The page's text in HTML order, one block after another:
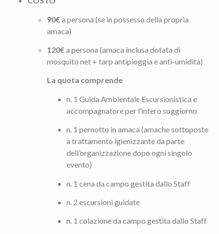
90€a persona (se in possesso della propria
amaca)
120€a persona (amaca inclusa dotata di
mosquito net + tarp antipioggia e anti-umidità)
La quota comprende
n. 1 Guida Ambientale Escursionistica e
accompagnatore per l’intero soggiorno
n. 1 pernotto in amaca (amache sottoposte
a trattamento igienizzante da parte
dell’organizzazione dopo ogni singolo
evento)
n. 1 cena da campo gestita dallo Staff
n. 2 escursioni guidate
n. 1 colazione da campo gestita dallo Staff